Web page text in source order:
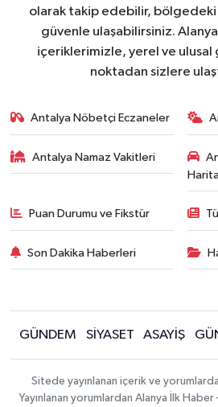
olarak takip edebilir,
güvenle ulaşabilirsiniz.
içeriklerimizle, yerel ve
noktadan sizlere
Antalya Nöbetçi Eczaneler
Antalya Namaz Vakitleri
Puan Durumu ve Fikstür
Son Dakika Haberleri
GÜNDEM SİYASET ASAYİŞ
Sitede yayınlanan içerik ve
Yayınlanan yorumlardan Alanya İlk Haber